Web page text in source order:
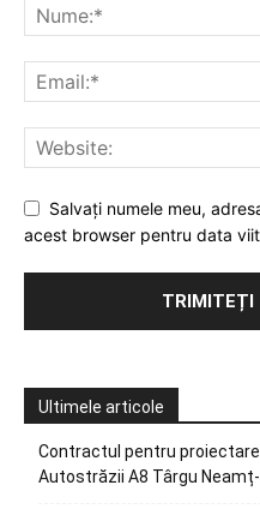
Salvați numele meu,
acest browser pentru data
Ultimele articole
Contractul pentru
Autostrăzii A8 Târgu